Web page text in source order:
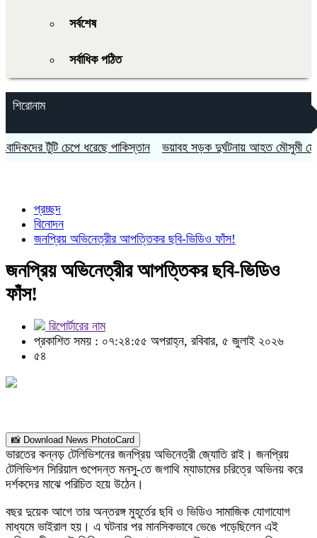
সর্বশেষ
সর্বাধিক পঠিত
শিরোনাম
টুঁটি চেপে ধরেছে পাকিস্তান ভয়াবহ সড়ক দুর্ঘটনায় আহত মৌসুমী মৌ
প্রচ্ছদ
বিনোদন
জনপ্রিয় অভিনেত্রীর আপত্তিকর ছবি-ভিডিও ফাঁস!
জনপ্রিয় অভিনেত্রীর আপত্তিকর ছবি-ভিডিও
ফাঁস!
রিপোর্টারের নাম
প্রকাশিত সময় : ০৭:২৪:৫৫ অপরাহ্ন, রবিবার, ৫ জুলাই ২০২৬
৫৪
📸 Download News PhotoCard
ভারতের কন্নড় টেলিভিশনের জনপ্রিয় অভিনেত্রী জ্যোতি রাই। জনপ্রিয়
টেলিভিশন সিরিয়াল গুপেদন্ত মনসু-তে জগাথি ম্যাডামের চরিত্রে অভিনয় করে
দর্শকদের মাঝে পরিচিত হয়ে উঠেন।
বছর দুয়েক আগে তার অন্তরঙ্গ মুহূর্তের ছবি ও ভিডিও সামাজিক যোগাযোগ
মাধ্যমে ভাইরাল হয়। এ ঘটনার পর মানসিকভাবে ভেঙে পড়েছিলেন এই